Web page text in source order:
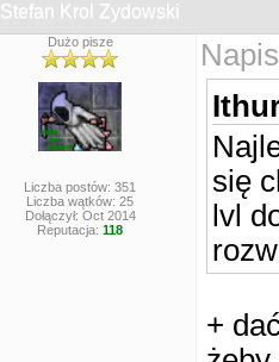
Stefan Krol Zydowski
Dużo pisze
Liczba postów: 351
Liczba wątków: 25
Dołączył: Oct 2014
Reputacja: 118
się
lvl
+